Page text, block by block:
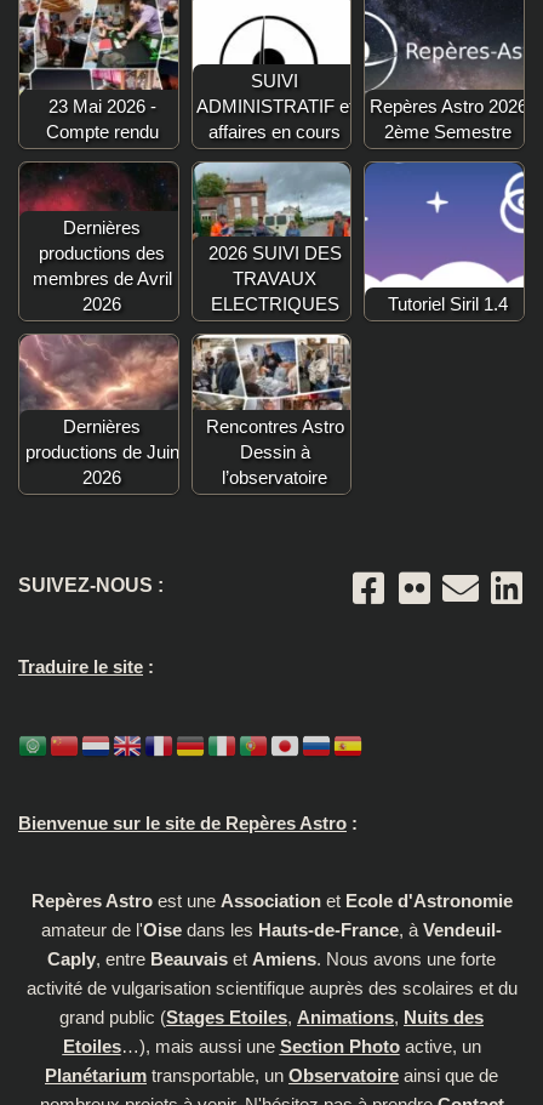
23 Mai 2026 -
Compte rendu
SUIVI
ADMINISTRATIF et
affaires en cours
Repères Astro 2026
2ème Semestre
Dernières
productions des
membres de Avril
2026
2026 SUIVI DES
TRAVAUX
ELECTRIQUES
Tutoriel Siril 1.4
Dernières
productions de Juin
2026
Rencontres Astro
Dessin à
l’observatoire
SUIVEZ-NOUS :
Traduire le site :
Bienvenue sur le site de Repères Astro :
Repères Astroest une Associationet Ecole d'Astronomie
amateur de l'Oise dans les Hauts-de-France, à Vendeuil-
Caply, entre Beauvais et Amiens. Nous avons une forte
activité de vulgarisation scientifique auprès des scolaires et du
grand public (Stages Etoiles, Animations, Nuits des
Etoiles…), mais aussi une Section Photoactive, un
Planétarium transportable, un Observatoire ainsi que de